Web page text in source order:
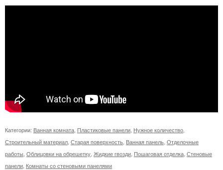
Категории: Ванная комната Пластиковые панели Нужное количество
Строительный материал Старая поверхность Ванная панель Отделочные
работы Облицовки на обрешетку Жидкие гвозди Пошаговая отделка Стеновые
панели Комнаты со стеновыми панелями